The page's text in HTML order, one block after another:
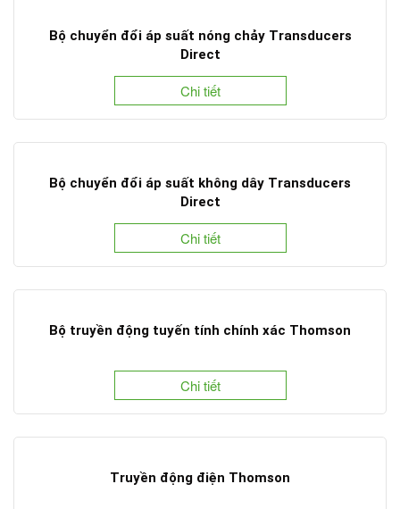
Bộ chuyển đổi áp suất nóng chảy Transducers
Direct
Chi tiết
Bộ chuyển đổi áp suất không dây Transducers
Direct
Chi tiết
Bộ truyền động tuyến tính chính xác Thomson
Chi tiết
Truyền động điện Thomson